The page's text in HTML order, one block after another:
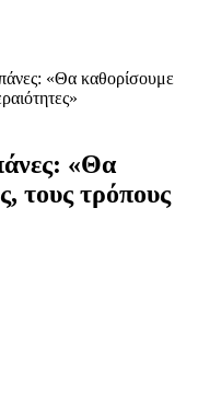
«Θα καθορίσουμε
«Θα
τους τρόπους